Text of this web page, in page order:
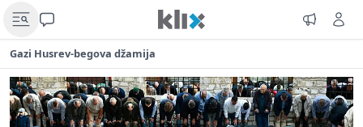
Gazi Husrev-begova džamija